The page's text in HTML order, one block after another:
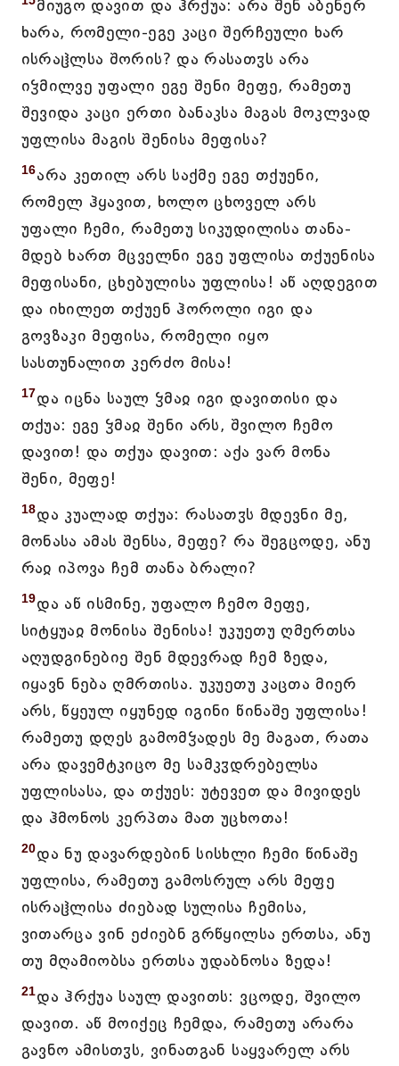
მიუგო დავით და ჰრქუა: არა შენ აბენერ
ხარა, რომელი-ეგე კაცი შერჩეული ხარ
ისრაჱლსა შორის? და რასათჳს არა
იჴმილვე უფალი ეგე შენი მეფე, რამეთუ
შევიდა კაცი ერთი ბანაკსა მაგას მოკლვად
უფლისა მაგის შენისა მეფისა?
16არა კეთილ არს საქმე ეგე თქუენი,
რომელ ჰყავით, ხოლო ცხოველ არს
უფალი ჩემი, რამეთუ სიკუდილისა თანა-
მდებ ხართ მცველნი ეგე უფლისა თქუენისა
მეფისანი, ცხებულისა უფლისა! აწ აღდეგით
და იხილეთ თქუენ ჰოროლი იგი და
გოვზაკი მეფისა, რომელი იყო
სასთუნალით კერძო მისა!
17და იცნა საულ ჴმაჲ იგი დავითისი და
თქუა: ეგე ჴმაჲ შენი არს, შვილო ჩემო
დავით! და თქუა დავით: აქა ვარ მონა
შენი, მეფე!
18და კუალად თქუა: რასათჳს მდევნი მე,
მონასა ამას შენსა, მეფე? რა შეგცოდე, ანუ
რაჲ იპოვა ჩემ თანა ბრალი?
19და აწ ისმინე, უფალო ჩემო მეფე,
სიტყუაჲ მონისა შენისა! უკუეთუ ღმერთსა
აღუდგინებიე შენ მდევრად ჩემ ზედა,
იყავნ ნება ღმრთისა. უკუეთუ კაცთა მიერ
არს, წყეულ იყუნედ იგინი წინაშე უფლისა!
რამეთუ დღეს გამომჴადეს მე მაგათ, რათა
არა დავემტკიცო მე სამკჳდრებელსა
უფლისასა, და თქუეს: უტევეთ და მივიდეს
და ჰმონოს კერპთა მათ უცხოთა!
20და ნუ დავარდებინ სისხლი ჩემი წინაშე
უფლისა, რამეთუ გამოსრულ არს მეფე
ისრაჱლისა ძიებად სულისა ჩემისა,
ვითარცა ვინ ეძიებნ გრწყილსა ერთსა, ანუ
თუ მღამიობსა ერთსა უდაბნოსა ზედა!
21და ჰრქუა საულ დავითს: ვცოდე, შვილო
დავით. აწ მოიქეც ჩემდა, რამეთუ არარა
გავნო ამისთჳს, ვინათგან საყვარელ არს